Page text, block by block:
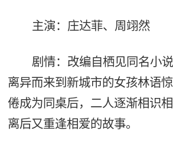
主演：庄达菲、周翊然
剧情：改编自栖见同名小
离异而来到新城市的女孩林语
倦成为同桌后，二人逐渐相识
离后又重逢相爱的故事。